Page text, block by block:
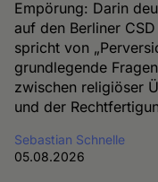
Empörung: Darin
auf den Berliner
spricht von
grundlegende
zwischen religiöser
und der
Sebastian Schnelle
05.08.2026